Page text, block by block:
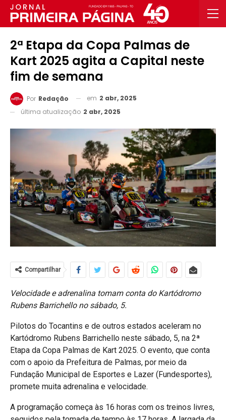
2ª Etapa da Copa Palmas de
Kart 2025 agita a Capital neste
fim de semana
Por Redação em 2 abr, 2025
última atualização 2 abr, 2025
Compartilhar
Velocidade e adrenalina tomam conta do Kartódromo
Rubens Barrichello no sábado, 5.
Pilotos do Tocantins e de outros estados aceleram no
Kartódromo Rubens Barrichello neste sábado, 5, na 2ª
Etapa da Copa Palmas de Kart 2025. O evento, que conta
com o apoio da Prefeitura de Palmas, por meio da
Fundação Municipal de Esportes e Lazer (Fundesportes),
promete muita adrenalina e velocidade.
A programação começa às 16 horas com os treinos livres,